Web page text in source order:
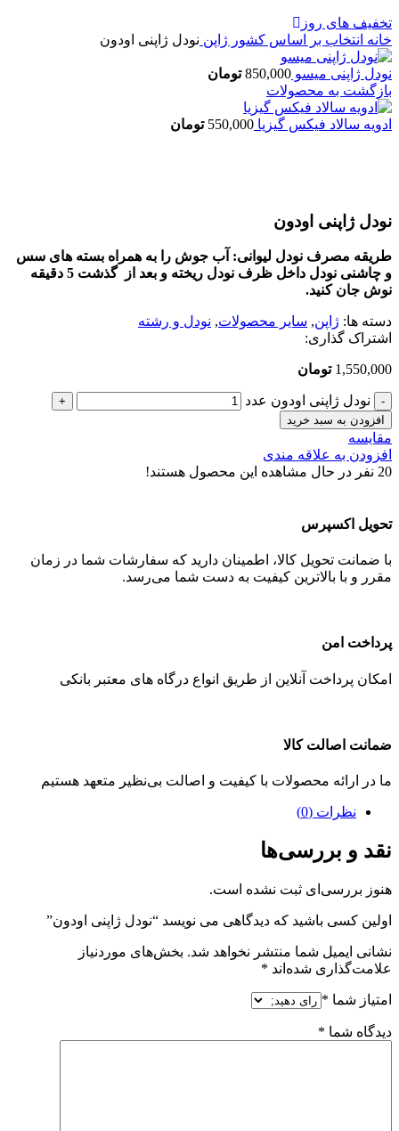
تخفیف های روز
خانه انتخاب بر اساس کشور ژاپن نودل ژاپنی اودون
نودل ژاپنی میسو 850,000 تومان
بازگشت به محصولات
ادویه سالاد فیکس گیزیا 550,000 تومان
نودل ژاپنی اودون
طریقه مصرف نودل لیوانی: آب جوش را به همراه بسته های سس
و چاشنی نودل داخل ظرف نودل ریخته و بعد از گذشت 5 دقیقه
نوش جان کنید.
دسته ها: ژاپن, سایر محصولات, نودل و رشته
اشتراک گذاری:
1,550,000 تومان
نودل ژاپنی اودون عدد
افزودن به سبد خرید
مقایسه
افزودن به علاقه مندی
20 نفر در حال مشاهده این محصول هستند!
تحویل اکسپرس
با ضمانت تحویل کالا، اطمینان دارید که سفارشات شما در زمان
مقرر و با بالاترین کیفیت به دست شما می‌رسد.
پرداخت امن
امکان پرداخت آنلاین از طریق انواع درگاه های معتبر بانکی
ضمانت اصالت کالا
ما در ارائه محصولات با کیفیت و اصالت بی‌نظیر متعهد هستیم
نظرات (0)
نقد و بررسی‌ها
هنوز بررسی‌ای ثبت نشده است.
اولین کسی باشید که دیدگاهی می نویسد “نودل ژاپنی اودون”
نشانی ایمیل شما منتشر نخواهد شد. بخش‌های موردنیاز
علامت‌گذاری شده‌اند *
امتیاز شما *
دیدگاه شما *